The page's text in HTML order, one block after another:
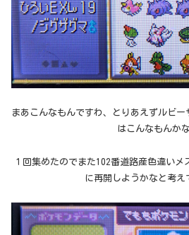
まあこんなもんですわ、とりあえずルビ
はこんなもんかな
１回集めたのでまた102番道路産色違い
に再開しようかなと考え